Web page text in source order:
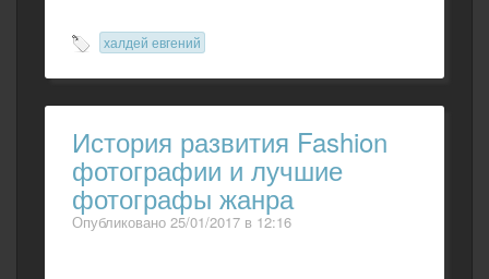
халдей евгений
История развития Fashion
фотографии и лучшие
фотографы жанра
Опубликовано 25/01/2017 в 12:16